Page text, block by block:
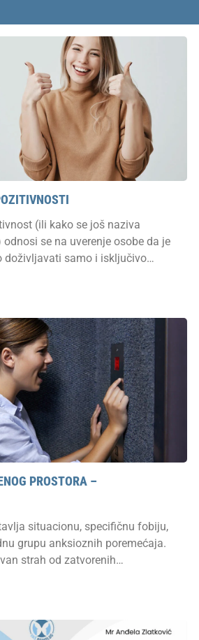
(ili kako se još naziva
se na uverenje osobe da je
doživljavati samo i isključivo
PROSTORA –
situacionu, specifičnu fobiju,
grupu anksioznih poremećaja.
strah od zatvorenih…
Страница
Страница
Страница
Страница
Страница